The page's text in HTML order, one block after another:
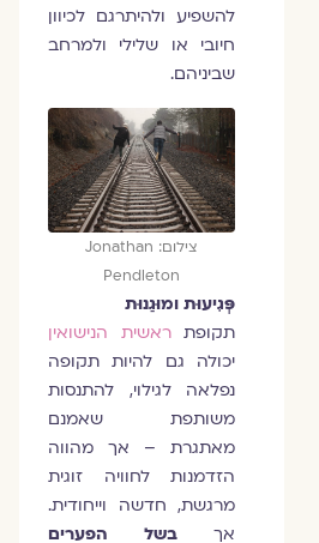
להשפיע ולהיתרגם לכיוון
חיובי או שלילי ולמרחב
שביניהם.
צילום: Jonathan
Pendleton
פְּגִיעוּת ומוּגַנוּת
תקופת ראשית הנישואין
יכולה גם להיות תקופה
נפלאה לגילוי, להתנסות
משותפת שאמנם
מאתגרת – אך מהווה
הזדמנות לחוויה זוגית
מרגשת, חדשה וייחודית.
אך
בשל הפערים